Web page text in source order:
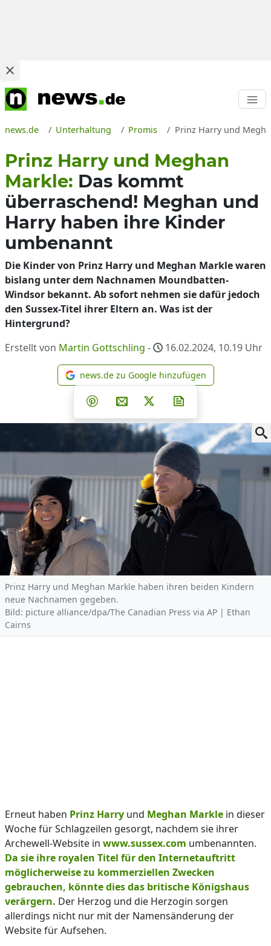
news.de Unterhaltung Promis Prinz Harry und
Prinz Harry und Meghan
Markle: Das kommt
überraschend! Meghan und
Harry haben ihre Kinder
umbenannt
Die Kinder von Prinz Harry und Meghan Markle waren
bislang unter dem Nachnamen Moundbatten-
Windsor bekannt. Ab sofort nehmen sie dafür jedoch
den Sussex-Titel ihrer Eltern an. Was ist der
Hintergrund?
Erstellt von Martin Gottschling - 16.02.2024, 10.19 Uhr
news.de zu Google
news.de zu Google hinzufügen
Teilen auf Facebook
Teilen auf Whatsapp
Teilen auf Telegram
Teilen auf Pinterest
Per E-Mail teilen
Post auf X
Prinz Harry und Meghan Markle haben ihren beiden Kindern
neue Nachnamen gegeben.
Bild: picture alliance/dpa/The Canadian Press via AP | Ethan
Cairns
Erneut haben Prinz Harry und Meghan Markle in dieser
Woche für Schlagzeilen gesorgt, nachdem sie ihrer
Archewell-Website in www.sussex.com umbenannten.
Da sie ihre royalen Titel für den Internetauftritt
möglicherweise zu kommerziellen Zwecken
gebrauchen, könnte dies das britische Königshaus
verärgern. Der Herzog und die Herzogin sorgen
allerdings nicht nur mit der Namensänderung der
Website für Aufsehen.